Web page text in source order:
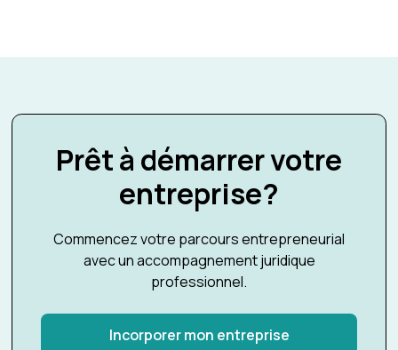
Prêt à démarrer votre
entreprise?
Commencez votre parcours entrepreneurial
avec un accompagnement juridique
professionnel.
Incorporer mon entreprise